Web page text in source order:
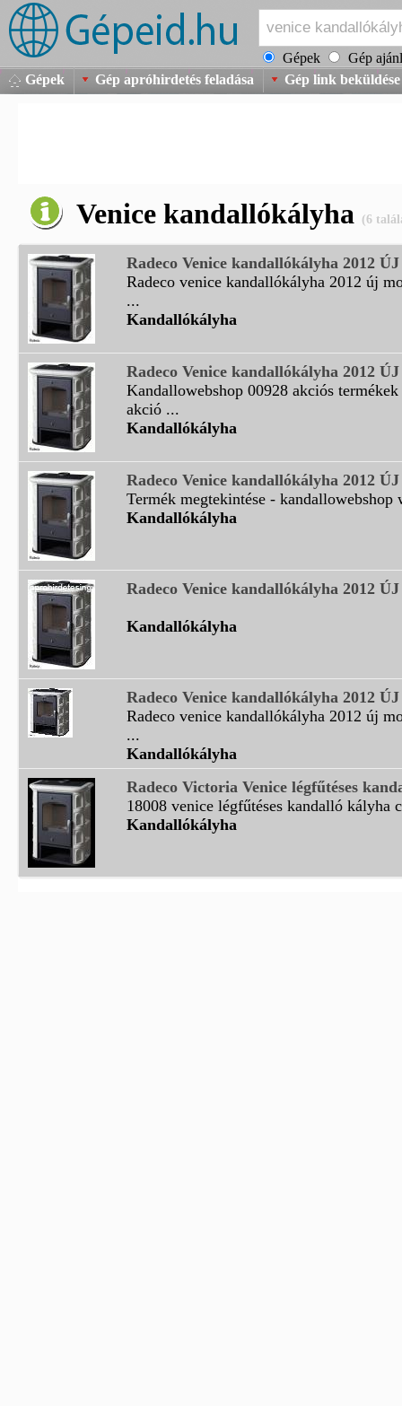
Gépek
Gép
Gépek
Gép apróhirdetés feladása Gép link beküldése
Venice kandallókályha (6
Radeco Venice kandallókályha 2012
Radeco venice kandallókályha 2012 új
...
Kandallókályha
Radeco Venice kandallókályha 2012
Kandallowebshop 00928 akciós
akció ...
Kandallókályha
Radeco Venice kandallókályha 2012
Termék megtekintése - kandallowebshop
Kandallókályha
Radeco Venice kandallókályha 2012
Kandallókályha
Radeco Venice kandallókályha 2012
Radeco venice kandallókályha 2012 új
...
Kandallókályha
Radeco Victoria Venice légfűtéses
18008 venice légfűtéses kandalló kályha
Kandallókályha